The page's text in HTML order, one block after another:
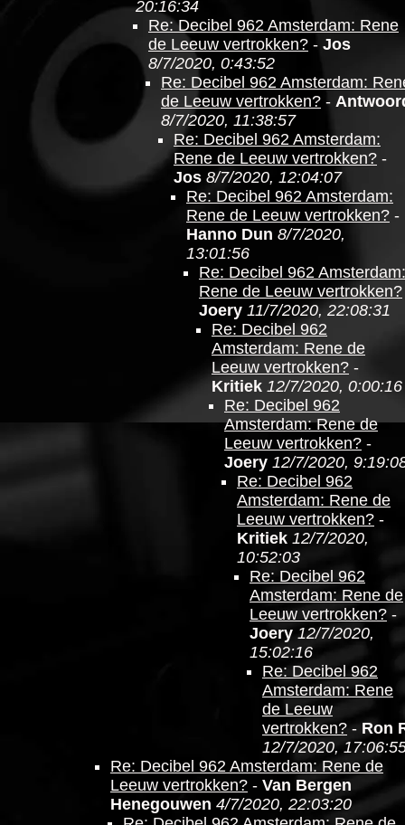
20:16:34
Re: Decibel 962 Amsterdam: Rene
de Leeuw vertrokken? - Jos
8/7/2020, 0:43:52
Re: Decibel 962 Amsterdam:
de Leeuw vertrokken? -
8/7/2020, 11:38:57
Re: Decibel 962 Amsterdam:
Rene de Leeuw vertrokken? -
Jos 8/7/2020, 12:04:07
Re: Decibel 962 Amsterdam:
Rene de Leeuw vertrokken? -
Hanno Dun 8/7/2020,
13:01:56
Re: Decibel 962 Amsterdam:
Rene de Leeuw vertrokken?
Joery 11/7/2020, 22:08:31
Re: Decibel 962
Amsterdam: Rene de
Leeuw vertrokken? -
Kritiek 12/7/2020, 0:00:16
Re: Decibel 962
Amsterdam: Rene de
Leeuw vertrokken? -
Joery 12/7/2020,
Re: Decibel 962
Amsterdam: Rene de
Leeuw vertrokken? -
Kritiek 12/7/2020,
10:52:03
Re: Decibel 962
Amsterdam: Rene de
Leeuw vertrokken? -
Joery 12/7/2020,
15:02:16
Re: Decibel 962
Amsterdam: Rene
de Leeuw
vertrokken? - Ron
12/7/2020,
Re: Decibel 962 Amsterdam: Rene de
Leeuw vertrokken? - Van Bergen
Henegouwen 4/7/2020, 22:03:20